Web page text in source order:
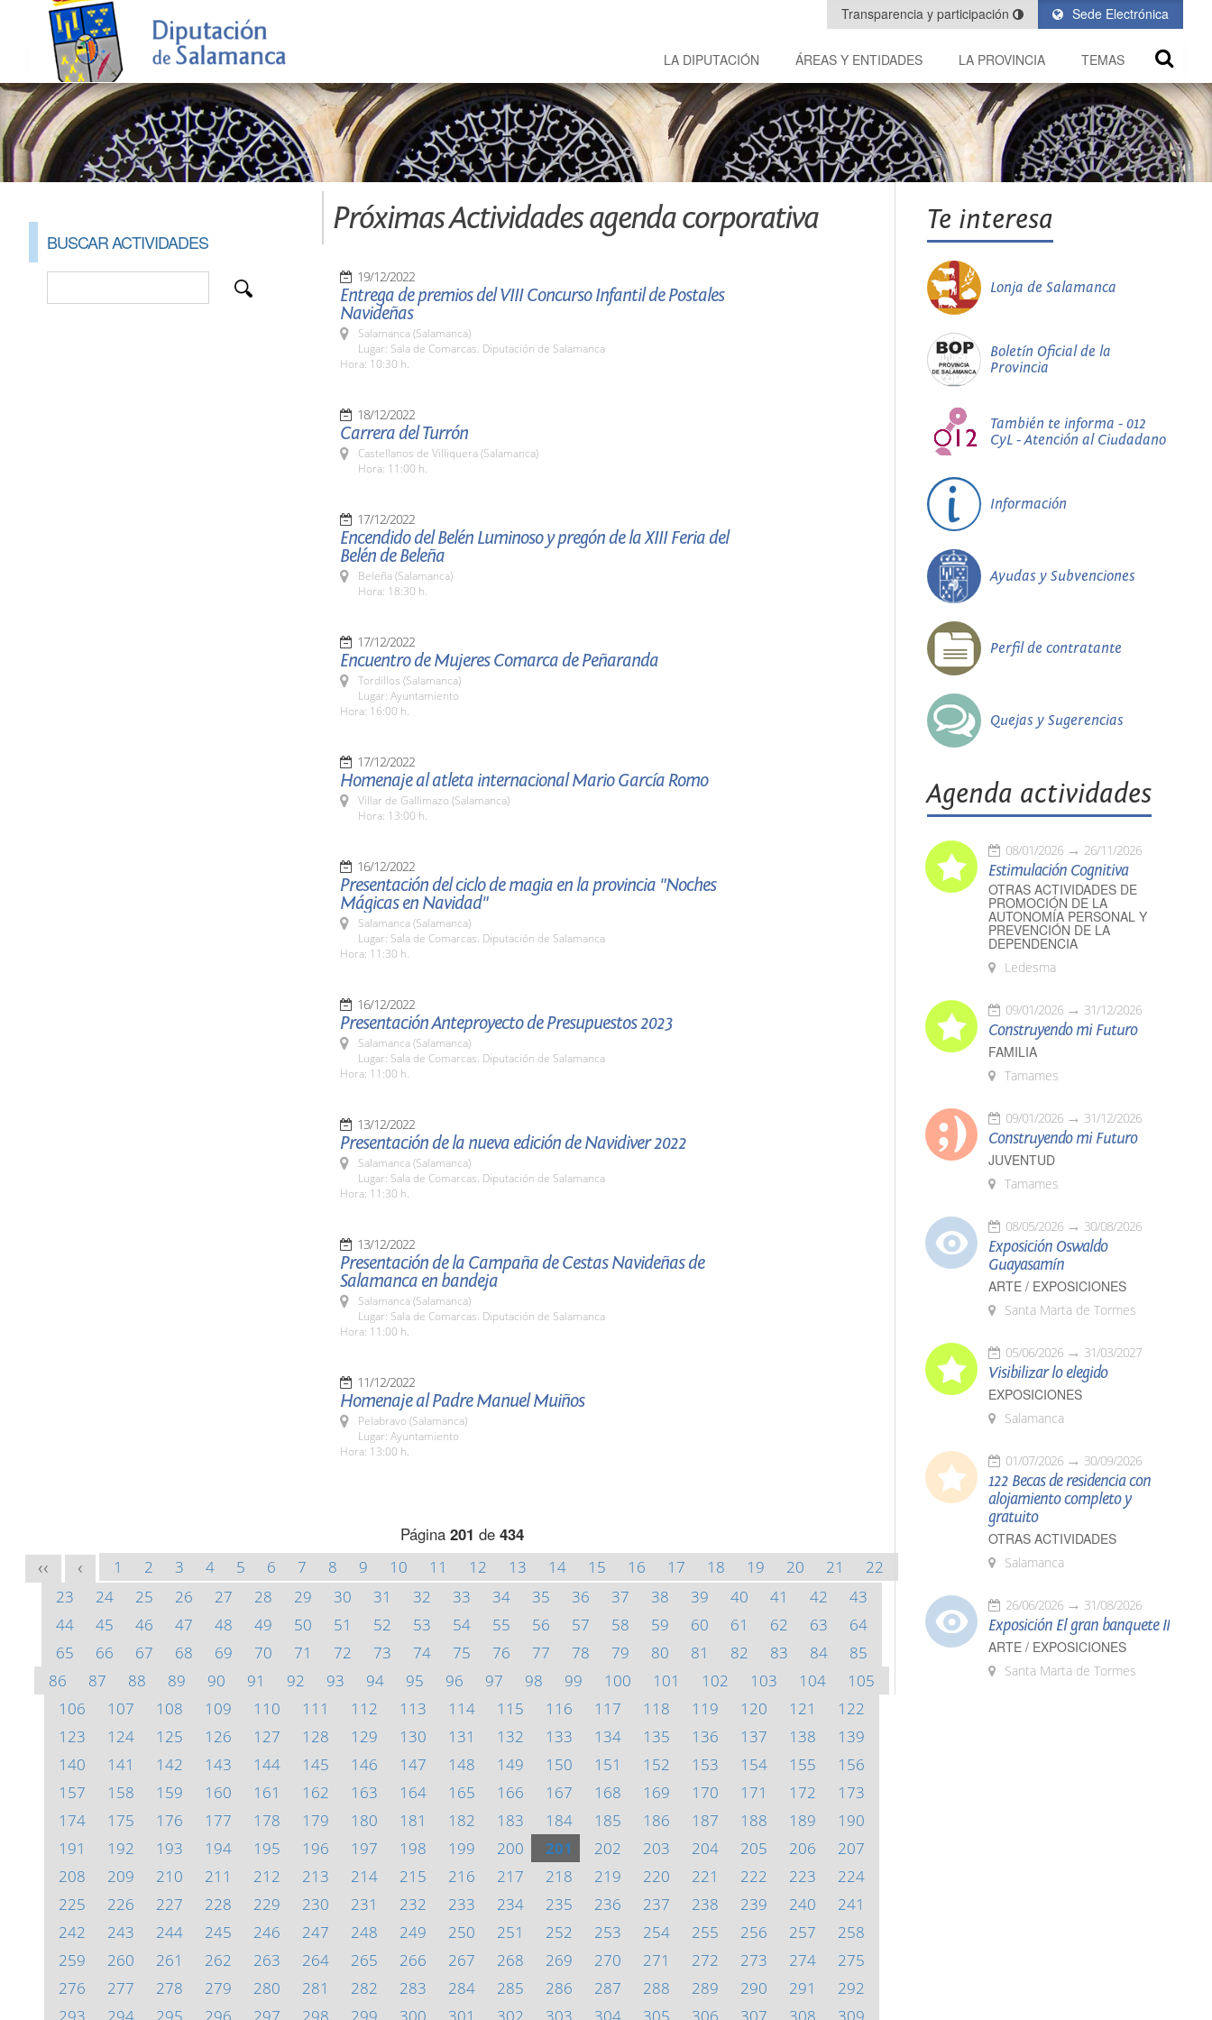
Sede Electrónica
Transparencia y participación
LA DIPUTACIÓN ÁREAS Y ENTIDADES LA PROVINCIA TEMAS
BUSCAR ACTIVIDADES
Próximas Actividades agenda corporativa
19/12/2022
Entrega de premios del VIII Concurso Infantil de Postales
Navideñas
Salamanca (Salamanca)
Lugar: Sala de Comarcas. Diputación de Salamanca
Hora: 10:30 h.
18/12/2022
Carrera del Turrón
Castellanos de Villiquera (Salamanca)
Hora: 11:00 h.
17/12/2022
Encendido del Belén Luminoso y pregón de la XIII Feria del
Belén de Beleña
Beleña (Salamanca)
Hora: 18:30 h.
17/12/2022
Encuentro de Mujeres Comarca de Peñaranda
Tordillos (Salamanca)
Lugar: Ayuntamiento
Hora: 16:00 h.
17/12/2022
Homenaje al atleta internacional Mario García Romo
Villar de Gallimazo (Salamanca)
Hora: 13:00 h.
16/12/2022
Presentación del ciclo de magia en la provincia "Noches
Mágicas en Navidad"
Salamanca (Salamanca)
Lugar: Sala de Comarcas. Diputación de Salamanca
Hora: 11:30 h.
16/12/2022
Presentación Anteproyecto de Presupuestos 2023
Salamanca (Salamanca)
Lugar: Sala de Comarcas. Diputación de Salamanca
Hora: 11:00 h.
13/12/2022
Presentación de la nueva edición de Navidiver 2022
Salamanca (Salamanca)
Lugar: Sala de Comarcas. Diputación de Salamanca
Hora: 11:30 h.
13/12/2022
Presentación de la Campaña de Cestas Navideñas de
Salamanca en bandeja
Salamanca (Salamanca)
Lugar: Sala de Comarcas. Diputación de Salamanca
Hora: 11:00 h.
11/12/2022
Homenaje al Padre Manuel Muiños
Pelabravo (Salamanca)
Lugar: Ayuntamiento
Hora: 13:00 h.
Página 201 de 434
<< < 1 2 3 4 5 6 7 8 9 10 11 12 13 14 15 16 17 18 19 20 21
22
23
24 25 26 27 28 29 30 31 32 33 34 35 36 37 38 39 40 41 42
43
44
45 46 47 48 49 50 51 52 53 54 55 56 57 58 59 60 61 62 63
64
65
66 67 68 69 70 71 72 73 74 75 76 77 78 79 80 81 82 83 84
85
86
87 88 89 90 91 92 93 94 95 96 97 98 99 100 101 102 103 104
105
106
107 108 109 110 111 112 113 114 115 116 117 118 119 120 121
122
123
124 125 126 127 128 129 130 131 132 133 134 135 136 137 138
139
140
141 142 143 144 145 146 147 148 149 150 151 152 153 154 155
156
157
158 159 160 161 162 163 164 165 166 167 168 169 170 171 172
173
174
175 176 177 178 179 180 181 182 183 184 185 186 187 188 189
190
191
192 193 194 195 196 197 198 199 200 201 202 203 204 205 206
207
208
209 210 211 212 213 214 215 216 217 218 219 220 221 222 223
224
225
226 227 228 229 230 231 232 233 234 235 236 237 238 239 240
241
242
243 244 245 246 247 248 249 250 251 252 253 254 255 256 257
258
259
260 261 262 263 264 265 266 267 268 269 270 271 272 273 274
275
276
277 278 279 280 281 282 283 284 285 286 287 288 289 290 291
292
Te interesa
Lonja de Salamanca
Boletín Oficial de la
Provincia
También te informa - 012
CyL - Atención al Ciudadano
Información
Ayudas y Subvenciones
Perfil de contratante
Quejas y Sugerencias
Agenda actividades
08/01/2026 26/11/2026
Estimulación Cognitiva
OTRAS ACTIVIDADES DE
PROMOCIÓN DE LA
AUTONOMÍA PERSONAL Y
PREVENCIÓN DE LA
DEPENDENCIA
Ledesma
09/01/2026 31/12/2026
Construyendo mi Futuro
FAMILIA
Tamames
09/01/2026 31/12/2026
Construyendo mi Futuro
JUVENTUD
Tamames
08/05/2026 30/08/2026
Exposición Oswaldo
Guayasamín
ARTE / EXPOSICIONES
Santa Marta de Tormes
05/06/2026 31/03/2027
Visibilizar lo elegido
EXPOSICIONES
Salamanca
01/07/2026 30/09/2026
122 Becas de residencia con
alojamiento completo y
gratuito
OTRAS ACTIVIDADES
Salamanca
26/06/2026 31/08/2026
Exposición El gran banquete II
ARTE / EXPOSICIONES
Santa Marta de Tormes